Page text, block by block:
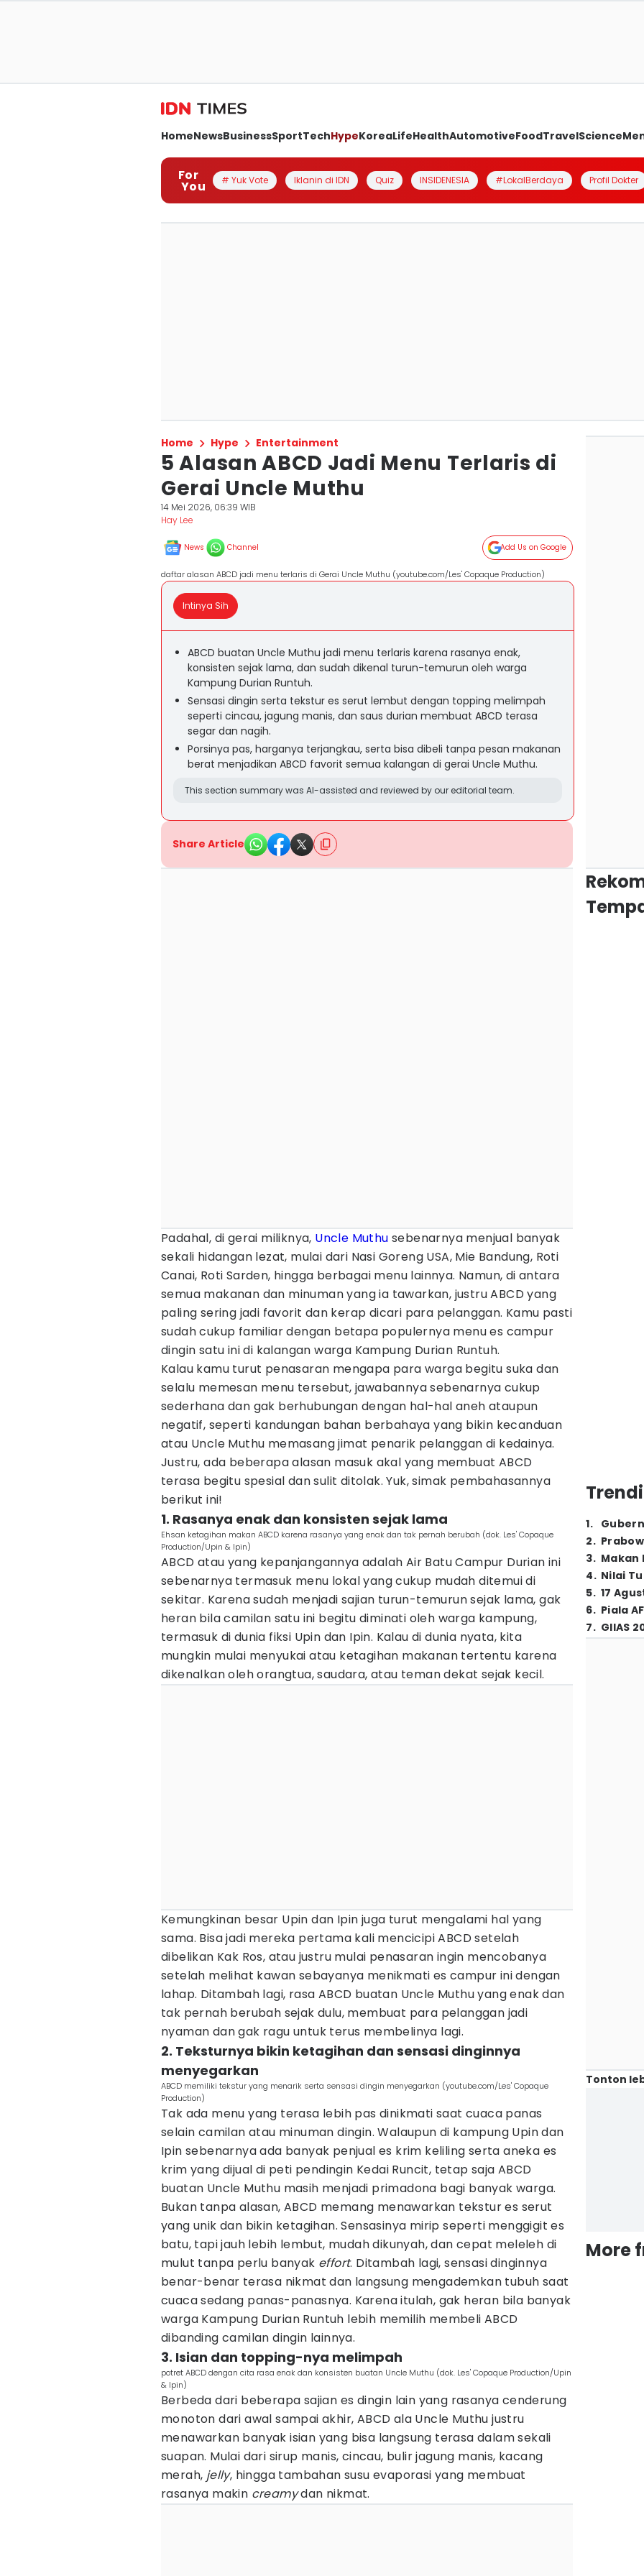
HomeNewsBusinessSportTechHypeKoreaLifeHealthAutomotiveFoodTravelScience
For
You # Yuk Vote Iklanin di IDN Quiz INSIDENESIA #LokalBerdaya Profil Dokter
Home Hype Entertainment
5 Alasan ABCD Jadi Menu Terlaris di
Gerai Uncle Muthu
14 Mei 2026, 06:39 WIB
Hay Lee
News Channel Add Us on Google
daftar alasan ABCD jadi menu terlaris di Gerai Uncle Muthu (youtube.com/Les' Copaque Production)
Intinya Sih
ABCD buatan Uncle Muthu jadi menu terlaris karena rasanya enak,
konsisten sejak lama, dan sudah dikenal turun-temurun oleh warga
Kampung Durian Runtuh.
Sensasi dingin serta tekstur es serut lembut dengan topping melimpah
seperti cincau, jagung manis, dan saus durian membuat ABCD terasa
segar dan nagih.
Porsinya pas, harganya terjangkau, serta bisa dibeli tanpa pesan makanan
berat menjadikan ABCD favorit semua kalangan di gerai Uncle Muthu.
This section summary was AI-assisted and reviewed by our editorial team.
Share Article
Padahal, di gerai miliknya, Uncle Muthu sebenarnya menjual banyak
sekali hidangan lezat, mulai dari Nasi Goreng USA, Mie Bandung, Roti
Canai, Roti Sarden, hingga berbagai menu lainnya. Namun, di antara
semua makanan dan minuman yang ia tawarkan, justru ABCD yang
paling sering jadi favorit dan kerap dicari para pelanggan. Kamu pasti
sudah cukup familiar dengan betapa populernya menu es campur
dingin satu ini di kalangan warga Kampung Durian Runtuh.
Kalau kamu turut penasaran mengapa para warga begitu suka dan
selalu memesan menu tersebut, jawabannya sebenarnya cukup
sederhana dan gak berhubungan dengan hal-hal aneh ataupun
negatif, seperti kandungan bahan berbahaya yang bikin kecanduan
atau Uncle Muthu memasang jimat penarik pelanggan di kedainya.
Justru, ada beberapa alasan masuk akal yang membuat ABCD
terasa begitu spesial dan sulit ditolak. Yuk, simak pembahasannya
berikut ini!
1. Rasanya enak dan konsisten sejak lama
Ehsan ketagihan makan ABCD karena rasanya yang enak dan tak pernah berubah (dok. Les' Copaque
Production/Upin & Ipin)
ABCD atau yang kepanjangannya adalah Air Batu Campur Durian ini
sebenarnya termasuk menu lokal yang cukup mudah ditemui di
sekitar. Karena sudah menjadi sajian turun-temurun sejak lama, gak
heran bila camilan satu ini begitu diminati oleh warga kampung,
termasuk di dunia fiksi Upin dan Ipin. Kalau di dunia nyata, kita
mungkin mulai menyukai atau ketagihan makanan tertentu karena
dikenalkan oleh orangtua, saudara, atau teman dekat sejak kecil.
Kemungkinan besar Upin dan Ipin juga turut mengalami hal yang
sama. Bisa jadi mereka pertama kali mencicipi ABCD setelah
dibelikan Kak Ros, atau justru mulai penasaran ingin mencobanya
setelah melihat kawan sebayanya menikmati es campur ini dengan
lahap. Ditambah lagi, rasa ABCD buatan Uncle Muthu yang enak dan
tak pernah berubah sejak dulu, membuat para pelanggan jadi
nyaman dan gak ragu untuk terus membelinya lagi.
2. Teksturnya bikin ketagihan dan sensasi dinginnya
menyegarkan
ABCD memiliki tekstur yang menarik serta sensasi dingin menyegarkan (youtube.com/Les' Copaque
Production)
Tak ada menu yang terasa lebih pas dinikmati saat cuaca panas
selain camilan atau minuman dingin. Walaupun di kampung Upin dan
Ipin sebenarnya ada banyak penjual es krim keliling serta aneka es
krim yang dijual di peti pendingin Kedai Runcit, tetap saja ABCD
buatan Uncle Muthu masih menjadi primadona bagi banyak warga.
Bukan tanpa alasan, ABCD memang menawarkan tekstur es serut
yang unik dan bikin ketagihan. Sensasinya mirip seperti menggigit es
batu, tapi jauh lebih lembut, mudah dikunyah, dan cepat meleleh di
mulut tanpa perlu banyak effort. Ditambah lagi, sensasi dinginnya
benar-benar terasa nikmat dan langsung mengademkan tubuh saat
cuaca sedang panas-panasnya. Karena itulah, gak heran bila banyak
warga Kampung Durian Runtuh lebih memilih membeli ABCD
dibanding camilan dingin lainnya.
3. Isian dan topping-nya melimpah
potret ABCD dengan cita rasa enak dan konsisten buatan Uncle Muthu (dok. Les' Copaque Production/Upin
& Ipin)
Berbeda dari beberapa sajian es dingin lain yang rasanya cenderung
monoton dari awal sampai akhir, ABCD ala Uncle Muthu justru
menawarkan banyak isian yang bisa langsung terasa dalam sekali
suapan. Mulai dari sirup manis, cincau, bulir jagung manis, kacang
merah, jelly, hingga tambahan susu evaporasi yang membuat
rasanya makin creamydan nikmat.
1.
2.
3. Makan
4. Nilai
5. 17
6. Piala
7. GIIAS
Tonton
More